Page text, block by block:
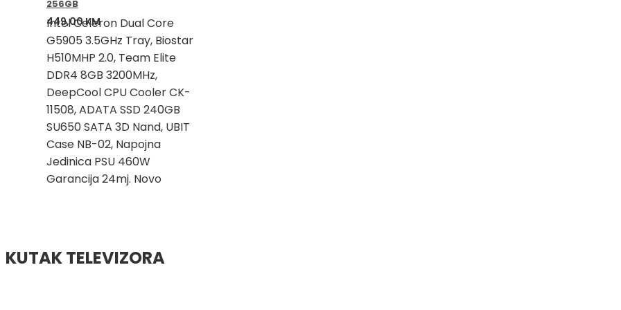
256GB
449,00KM
Intel Celeron Dual Core
G5905 3.5GHz Tray, Biostar
H510MHP 2.0, Team Elite
DDR4 8GB 3200MHz,
DeepCool CPU Cooler CK-
11508, ADATA SSD 240GB
SU650 SATA 3D Nand, UBIT
Case NB-02, Napojna
Jedinica PSU 460W
Garancija 24mj. Novo
KUTAK TELEVIZORA